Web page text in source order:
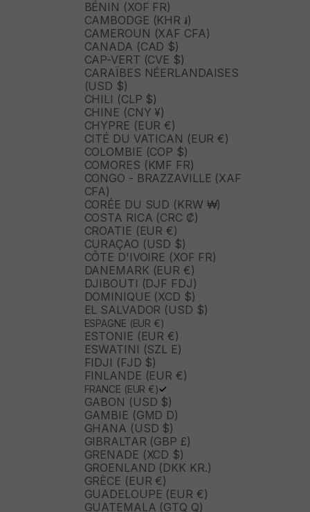
BÉNIN (XOF FR)
CAMBODGE (KHR ៛)
CAMEROUN (XAF CFA)
CANADA (CAD $)
CAP-VERT (CVE $)
CARAÏBES NÉERLANDAISES
(USD $)
CHILI (CLP $)
CHINE (CNY ¥)
CHYPRE (EUR €)
CITÉ DU VATICAN (EUR €)
COLOMBIE (COP $)
COMORES (KMF FR)
CONGO - BRAZZAVILLE (XAF
CFA)
CORÉE DU SUD (KRW ₩)
COSTA RICA (CRC ₡)
CROATIE (EUR €)
CURAÇAO (USD $)
CÔTE D'IVOIRE (XOF FR)
DANEMARK (EUR €)
DJIBOUTI (DJF FDJ)
DOMINIQUE (XCD $)
EL SALVADOR (USD $)
ESPAGNE (EUR €)
ESTONIE (EUR €)
ESWATINI (SZL E)
FIDJI (FJD $)
FINLANDE (EUR €)
FRANCE (EUR €)
GABON (USD $)
GAMBIE (GMD D)
GHANA (USD $)
GIBRALTAR (GBP £)
GRENADE (XCD $)
GROENLAND (DKK KR.)
GRÈCE (EUR €)
GUADELOUPE (EUR €)
GUATEMALA (GTQ Q)